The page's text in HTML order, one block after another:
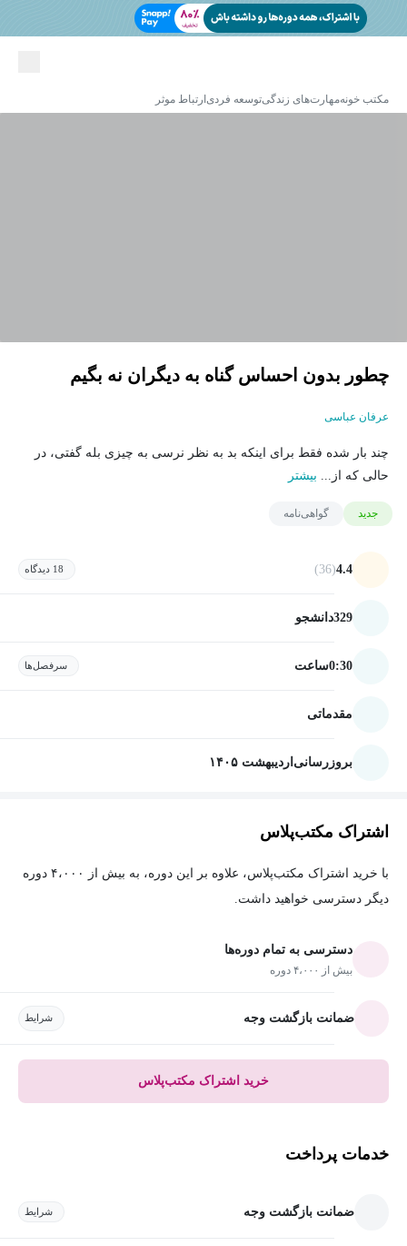
مکتب خونهمهارت‌های زندگیتوسعه فردی ارتباط موثر
چطور بدون احساس گناه به دیگران نه بگیم
عرفان عباسی
چند بار شده فقط برای اینکه بد به نظر نرسی به چیزی بله گفتی، در
حالی که از... بیشتر
جدید گواهی‌نامه
4.4
(36) 18 دیدگاه
329دانشجو
0:30ساعت سرفصل‌ها
مقدماتی
بروزرسانی اردیبهشت ۱۴۰۵
اشتراک مکتب‌پلاس
با خرید اشتراک مکتب‌پلاس، علاوه بر این دوره، به بیش از ۴،۰۰۰ دوره
دیگر دسترسی خواهید داشت.
دسترسی به تمام دوره‌ها
بیش از ۴،۰۰۰ دوره
ضمانت بازگشت وجه شرایط
خرید اشتراک مکتب‌پلاس
خدمات پرداخت
ضمانت بازگشت وجه شرایط